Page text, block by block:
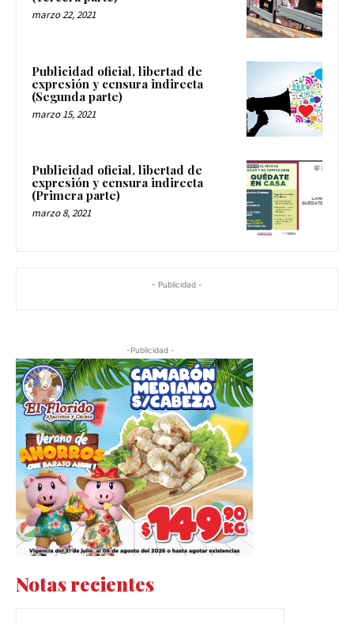
marzo 22, 2021
Publicidad oficial, libertad de
expresión y censura indirecta
(Segunda parte)
marzo 15, 2021
Publicidad oficial, libertad de
expresión y censura indirecta
(Primera parte)
marzo 8, 2021
- Publicidad -
-Publicidad -
Notas recientes